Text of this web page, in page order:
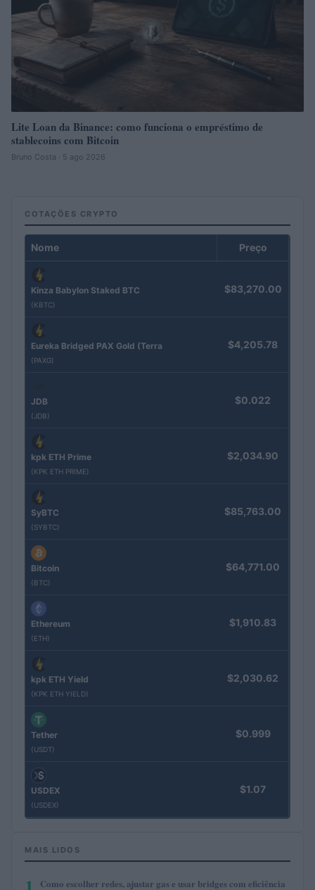
Lite Loan da Binance: como funciona o empréstimo de
stablecoins com Bitcoin
Bruno Costa · 5 ago 2026
COTAÇÕES CRYPTO
Nome Preço
Kinza Babylon Staked BTC
(KBTC)
$83,270.00
Eureka Bridged PAX Gold (Terra
(PAXG)
$4,205.78
JDB
(JDB)
$0.022
kpk ETH Prime
(KPK ETH PRIME)
$2,034.90
SyBTC
(SYBTC)
$85,763.00
Bitcoin
(BTC)
$64,771.00
Ethereum
(ETH)
$1,910.83
kpk ETH Yield
(KPK ETH YIELD)
$2,030.62
Tether
(USDT)
$0.999
USDEX
(USDEX)
$1.07
MAIS LIDOS
Como escolher redes, ajustar gas e usar bridges com eficiência